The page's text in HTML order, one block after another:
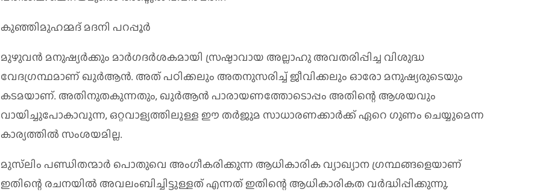
കുഞ്ഞിമുഹമ്മദ്‌ മദനി പറപ്പൂര്‍
മുഴുവന്‍ മനുഷ്യര്‍ക്കും മാര്‍ഗദര്‍ശകമായി സ്രഷ്ടാവായ അല്ലാഹു അവതരിപ്പിച്ച വിശുദ്ധ
വേദഗ്രന്ഥമാണ്‌ ഖുര്‍ആന്‍. അത്‌ പഠിക്കലും അതനുസരിച്ച്‌ ജീവിക്കലും ഓരോ മനുഷ്യരുടെയും
കടമയാണ്‌. അതിനുതകുന്നതും, ഖുര്‍ആന്‍ പാരായണത്തോടൊപ്പം അതിന്റെ ആശയവും
വായിച്ചുപോകാവുന്ന, ഒറ്റവാള്യത്തിലുള്ള ഈ തര്‍ജുമ സാധാരണക്കാര്‍ക്ക്‌ ഏറെ ഗുണം ചെയ്യുമെന്ന
കാര്യത്തില്‍ സംശയമില്ല.
മുസ്‌ലിം പണ്ഡിതന്മാര്‍ പൊതുവെ അംഗീകരിക്കുന്ന ആധികാരിക വ്യാഖ്യാന ഗ്രന്ഥങ്ങളെയാണ്‌
ഇതിന്റെ രചനയില്‍ അവലംബിച്ചിട്ടുള്ളത്‌ എന്നത്‌ ഇതിന്റെ ആധികാരികത വര്‍ദ്ധിപ്പിക്കുന്നു.